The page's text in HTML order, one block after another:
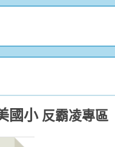
國小 反霸凌專區